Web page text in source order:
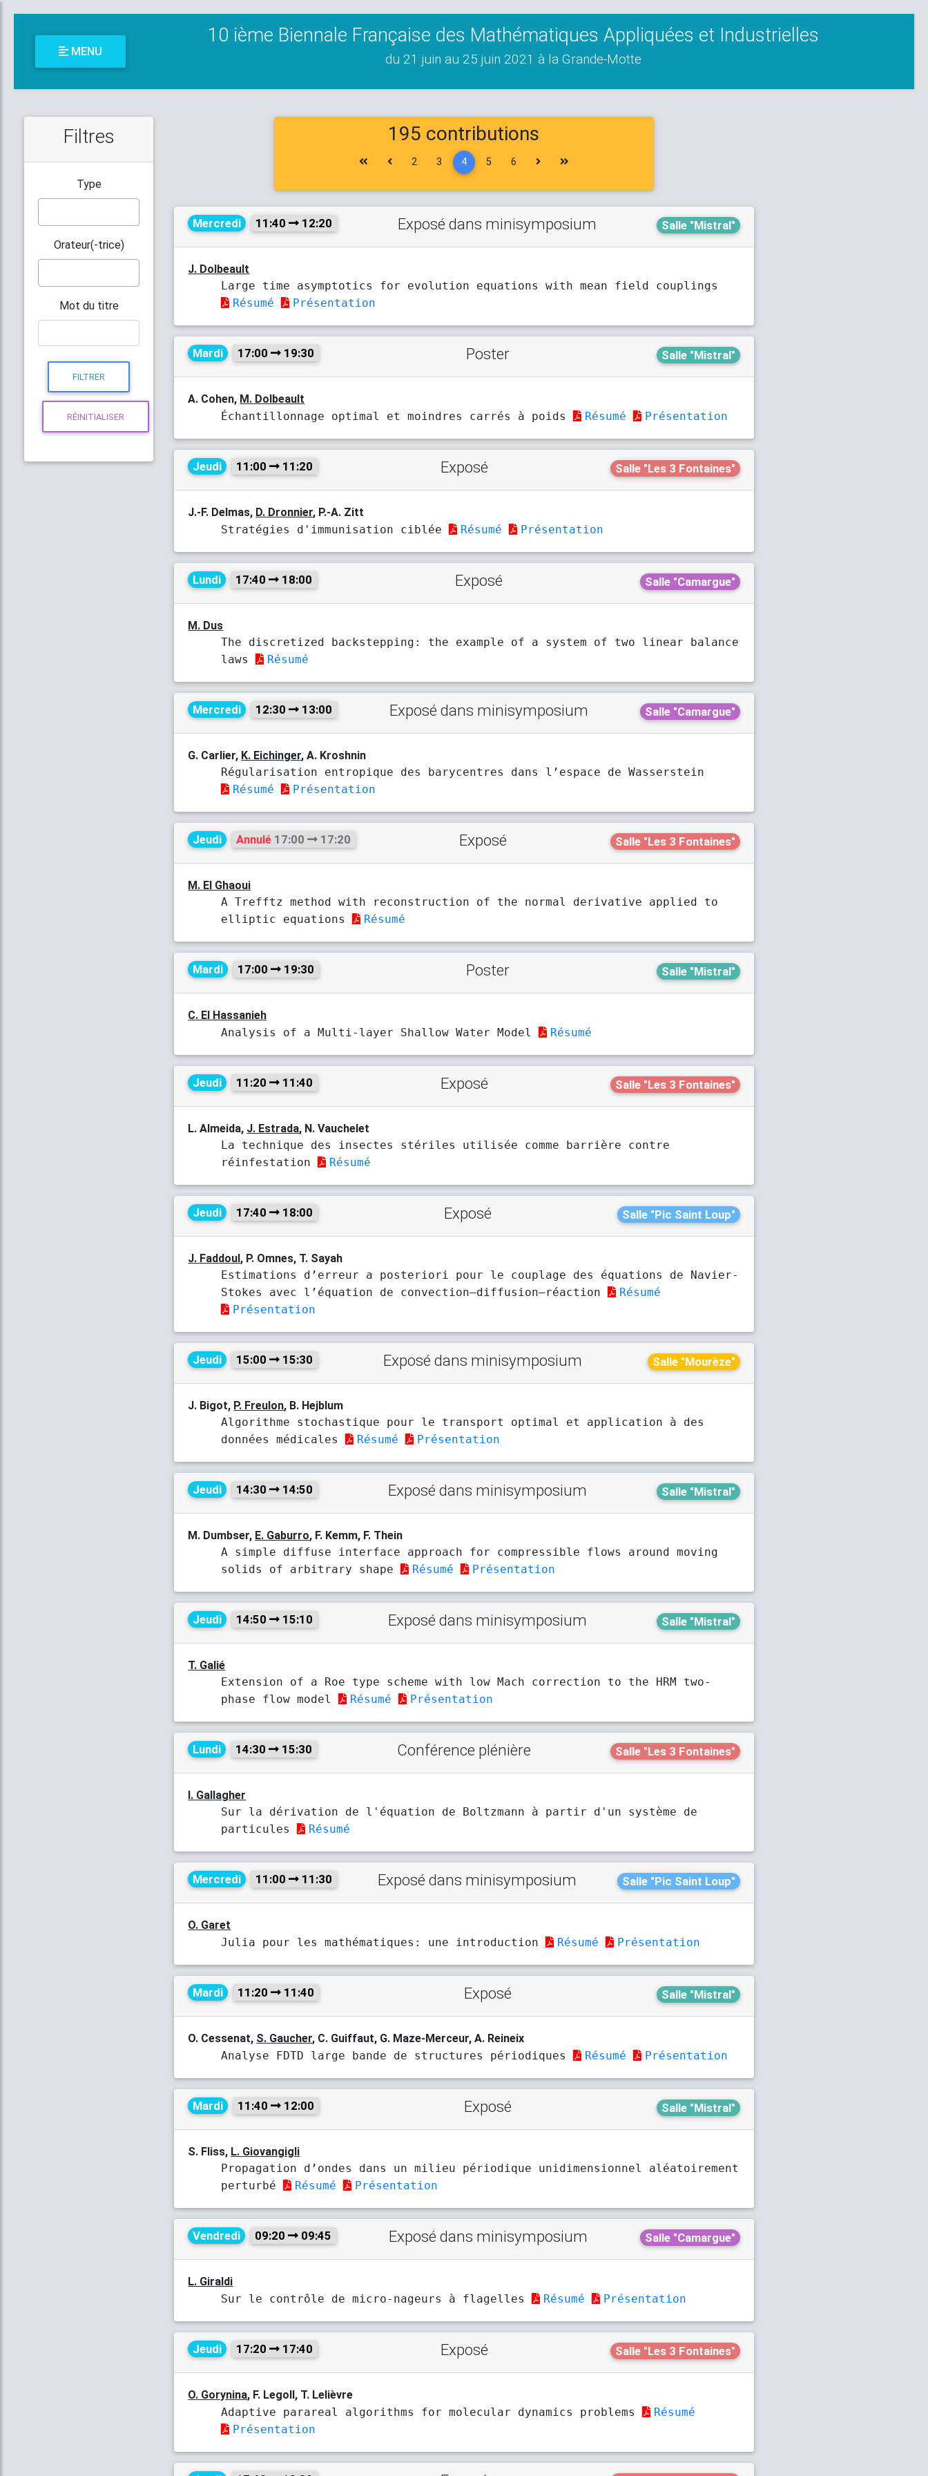
MENU
10 ième Biennale Française des Mathématiques Appliquées et Industrielles
du 21 juin au 25 juin 2021 à la Grande-Motte
Filtres
Type
Orateur(-trice)
Mot du titre
195 contributions
First Previous
2 3 4 5 6 Next Last
Exposé dans minisymposium
Mercredi 11:40 12:20 Salle "Mistral"
J. Dolbeault
Large time asymptotics for evolution equations with mean field couplings
Résumé
Présentation
Poster
Mardi 17:00 19:30 Salle "Mistral"
A. Cohen, M. Dolbeault
Échantillonnage optimal et moindres carrés à poids
Résumé Présentation
Exposé
Jeudi 11:00 11:20 Salle "Les 3 Fontaines"
J.-F. Delmas, D. Dronnier, P.-A. Zitt
Stratégies d'immunisation ciblée
Résumé Présentation
Exposé
Lundi 17:40 18:00 Salle "Camargue"
M. Dus
The discretized backstepping: the example of a system of two linear balance
laws
Résumé
Exposé dans minisymposium
Mercredi 12:30 13:00 Salle "Camargue"
G. Carlier, K. Eichinger, A. Kroshnin
Régularisation entropique des barycentres dans l’espace de Wasserstein
Résumé
Présentation
Exposé
Jeudi Annulé 17:00 17:20 Salle "Les 3 Fontaines"
M. El Ghaoui
A Trefftz method with reconstruction of the normal derivative applied to
elliptic equations
Résumé
Poster
Mardi 17:00 19:30 Salle "Mistral"
C. El Hassanieh
Analysis of a Multi-layer Shallow Water Model
Résumé
Exposé
Jeudi 11:20 11:40 Salle "Les 3 Fontaines"
L. Almeida, J. Estrada, N. Vauchelet
La technique des insectes stériles utilisée comme barrière contre
réinfestation
Résumé
Exposé
Jeudi 17:40 18:00 Salle "Pic Saint Loup"
J. Faddoul, P. Omnes, T. Sayah
Estimations d’erreur a posteriori pour le couplage des équations de Navier-
Stokes avec l’équation de convection–diffusion–réaction
Résumé
Présentation
Exposé dans minisymposium
Jeudi 15:00 15:30 Salle "Mourèze"
J. Bigot, P. Freulon, B. Hejblum
Algorithme stochastique pour le transport optimal et application à des
données médicales
Résumé Présentation
Exposé dans minisymposium
Jeudi 14:30 14:50 Salle "Mistral"
M. Dumbser, E. Gaburro, F. Kemm, F. Thein
A simple diffuse interface approach for compressible flows around moving
solids of arbitrary shape
Résumé Présentation
Exposé dans minisymposium
Jeudi 14:50 15:10 Salle "Mistral"
T. Galié
Extension of a Roe type scheme with low Mach correction to the HRM two-
phase flow model
Résumé Présentation
Conférence plénière
Lundi 14:30 15:30 Salle "Les 3 Fontaines"
I. Gallagher
Sur la dérivation de l'équation de Boltzmann à partir d'un système de
particules
Résumé
Exposé dans minisymposium
Mercredi 11:00 11:30 Salle "Pic Saint Loup"
O. Garet
Julia pour les mathématiques: une introduction
Résumé Présentation
Exposé
Mardi 11:20 11:40 Salle "Mistral"
O. Cessenat, S. Gaucher, C. Guiffaut, G. Maze-Merceur, A. Reineix
Analyse FDTD large bande de structures périodiques
Résumé Présentation
Exposé
Mardi 11:40 12:00 Salle "Mistral"
S. Fliss, L. Giovangigli
Propagation d’ondes dans un milieu périodique unidimensionnel aléatoirement
perturbé
Résumé Présentation
Exposé dans minisymposium
Vendredi 09:20 09:45 Salle "Camargue"
L. Giraldi
Sur le contrôle de micro-nageurs à flagelles
Résumé Présentation
Exposé
Jeudi 17:20 17:40 Salle "Les 3 Fontaines"
O. Gorynina, F. Legoll, T. Lelièvre
Adaptive parareal algorithms for molecular dynamics problems
Résumé
Présentation